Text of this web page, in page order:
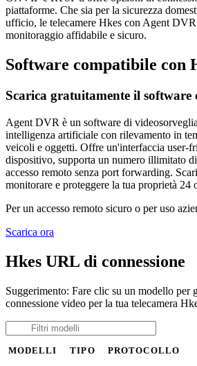
piattaforme. Che sia per la sicurezza
ufficio, le telecamere Hkes con Agent
monitoraggio affidabile e sicuro.
Software compatibile con
Scarica gratuitamente il software
Agent DVR è un software di
intelligenza artificiale con rilevamento in
veicoli e oggetti. Offre un'interfaccia user-
dispositivo, supporta un numero illimitato
accesso remoto senza port forwarding.
monitorare e proteggere la tua proprietà 24
Per un accesso remoto sicuro o per uso
Scarica ora
Hkes URL di connessione
Suggerimento: Fare clic su un modello per
connessione video per la tua telecamera
MODELLI TIPO PROTOCOLLO